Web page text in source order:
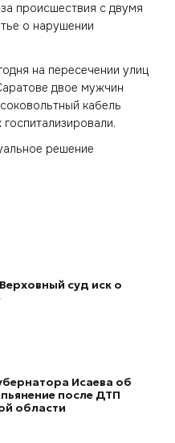
происшествия с двумя
о нарушении
на пересечении улиц
двое мужчин
кабель
решение
суд иск о
Исаева об
после ДТП
области